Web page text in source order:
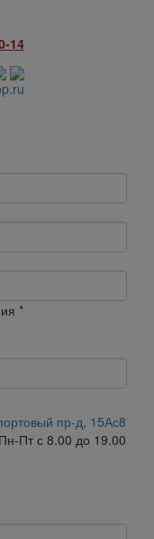
14
*
пр-д, 15Ас8
Пн-Пт с 8.00 до 19.00